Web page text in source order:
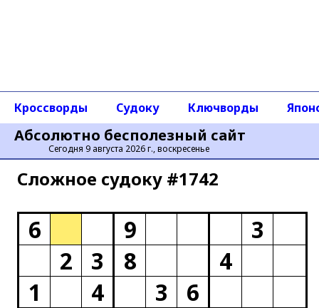
Абсолютно бесполезный сайт
Сегодня 9 августа 2026 г., воскресенье
Кроссворды Судоку Ключворды
Сложное cудоку #1742
6 9
3
2
3 8
4
1
4 3
6